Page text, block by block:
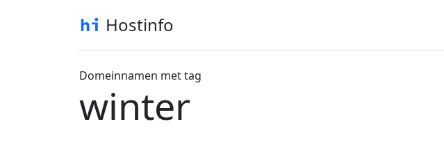
Hostinfo
Domeinnamen met tag
winter